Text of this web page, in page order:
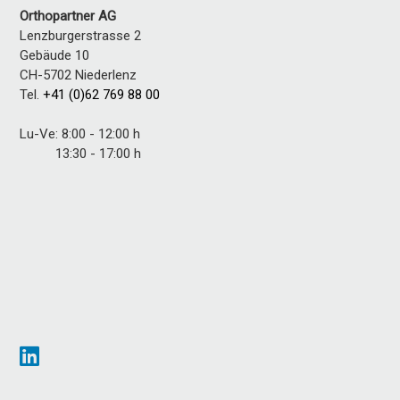
Orthopartner AG
Lenzburgerstrasse 2
Gebäude 10
CH-5702 Niederlenz
Tel.+41 (0)62 769 88 00
Lu-Ve: 8:00 - 12:00 h
13:30 - 17:00 h